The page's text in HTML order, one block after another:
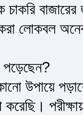
চাকরি
করা লোকবল
উপায়ে
করেছি।